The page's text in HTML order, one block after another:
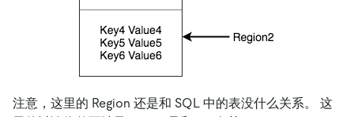
注意，这里的 Region 还是和 SQL 中的表没什么关系。 这